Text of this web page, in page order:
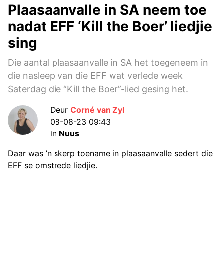
Plaasaanvalle in SA neem toe
nadat EFF ‘Kill the Boer’ liedjie
sing
Die aantal plaasaanvalle in SA het toegeneem in
die nasleep van die EFF wat verlede week
Saterdag die “Kill the Boer”-lied gesing het.
Deur Corné van Zyl
08-08-23 09:43
in Nuus
Daar was ’n skerp toename in plaasaanvalle sedert die
EFF se omstrede liedjie.